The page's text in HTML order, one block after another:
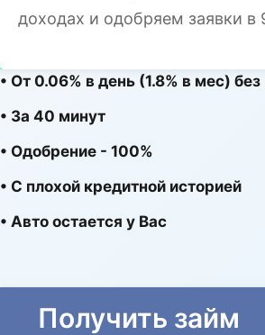
доходах и одобряем заявки в
• От 0.06% в день (1.8% в мес)
• За 40 минут
• Одобрение - 100%
• С плохой кредитной историей
• Авто остается у Вас
Получить займ